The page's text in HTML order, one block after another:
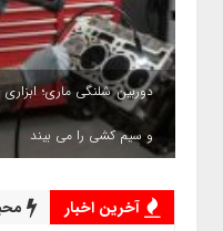
دوربین شلنگی ماری؛
و سیم کشی را می بیند
آخرین اخبار